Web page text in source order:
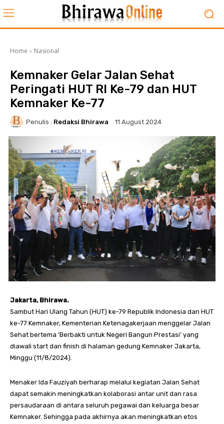
Home Nasional
Kemnaker Gelar Jalan Sehat
Peringati HUT RI Ke-79 dan HUT
Kemnaker Ke-77
Penulis : Redaksi Bhirawa 11 August 2024
Jakarta, Bhirawa.
Sambut Hari Ulang Tahun (HUT) ke-79 Republik Indonesia dan HUT
ke-77 Kemnaker, Kementerian Ketenagakerjaan menggelar Jalan
Sehat bertema ‘Berbakti untuk Negeri Bangun Prestasi’ yang
diawali start dan finish di halaman gedung Kemnaker Jakarta,
Minggu (11/8/2024).
Menaker Ida Fauziyah berharap melalui kegiatan Jalan Sehat
dapat semakin meningkatkan kolaborasi antar unit dan rasa
persaudaraan di antara seluruh pegawai dan keluarga besar
Kemnaker. Sehingga pada akhirnya akan meningkatkan etos